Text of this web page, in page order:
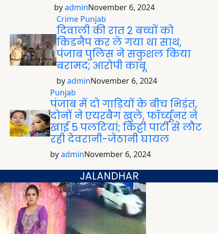
byadminNovember 6, 2024
Crime Punjab
दिवाली की रात 2 बच्चों को
किडनैप कर ले गया था साथ,
पंजाब पुलिस ने सकुशल किया
बरामद; आरोपी काबू
byadminNovember 6, 2024
Punjab
पंजाब में दो गाड़ियों के बीच भिड़ंत,
दोनों ने एयरबैग खुले, फॉर्च्यूनर ने
खाई 5 पलटियां; किट्टी पार्टी से लौट
रही देवरानी-जेठानी घायल
byadminNovember 6, 2024
JALANDHAR